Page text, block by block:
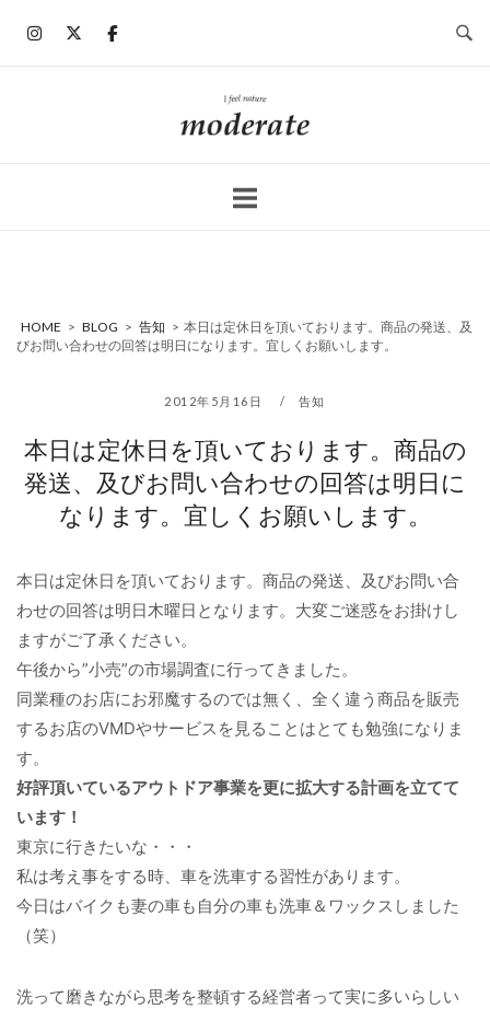
ホ
ー
HOME > BLOG > 告知 > 本日は定休日を頂いております。商品の発送、及
びお問い合わせの回答は明日になります。宜しくお願いします。
2012年5月16日 告知
本日は定休日を頂いております。商品の
発送、及びお問い合わせの回答は明日に
なります。宜しくお願いします。
本日は定休日を頂いております。商品の発送、及びお問い合
わせの回答は明日木曜日となります。大変ご迷惑をお掛けし
ますがご了承ください。
午後から”小売”の市場調査に行ってきました。
同業種のお店にお邪魔するのでは無く、全く違う商品を販売
するお店のVMDやサービスを見ることはとても勉強になりま
す。
好評頂いているアウトドア事業を更に拡大する計画を立てて
います！
東京に行きたいな・・・
私は考え事をする時、車を洗車する習性があります。
今日はバイクも妻の車も自分の車も洗車＆ワックスしました
（笑）
洗って磨きながら思考を整頓する経営者って実に多いらしい